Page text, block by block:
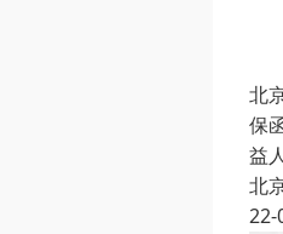
北
保
益
北
22-